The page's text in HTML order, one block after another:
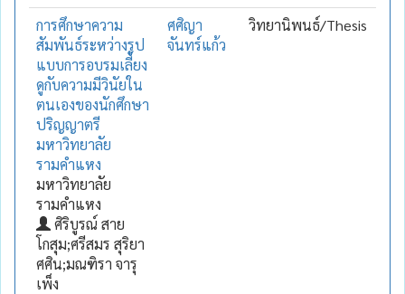
การศึกษาความ
สัมพันธ์ระหว่างรูป
แบบการอบรมเลี้ยง
ดูกับความมีวินัยใน
ตนเองของนักศึกษา
ปริญญาตรี
มหาวิทยาลัย
รามคำแหง
มหาวิทยาลัย
รามคำแหง
ศิริบูรณ์ สาย
โกสุม;ศรีสมร สุริยา
ศศิน;มณฑิรา จารุ
เพ็ง
ศศิญา
จันทร์แก้ว
วิทยานิพนธ์/Thesis